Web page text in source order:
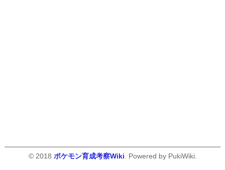
© 2018 ポケモン育成考察Wiki. Powered by PukiWiki.